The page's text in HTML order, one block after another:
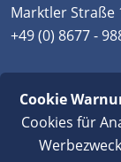
Marktler Straße
+49 (0) 8677 -
Classroom
|
Cookie
Cookies für